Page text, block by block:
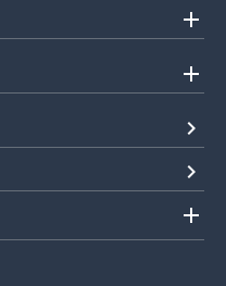
add
add
navigate_next
navigate_next
add